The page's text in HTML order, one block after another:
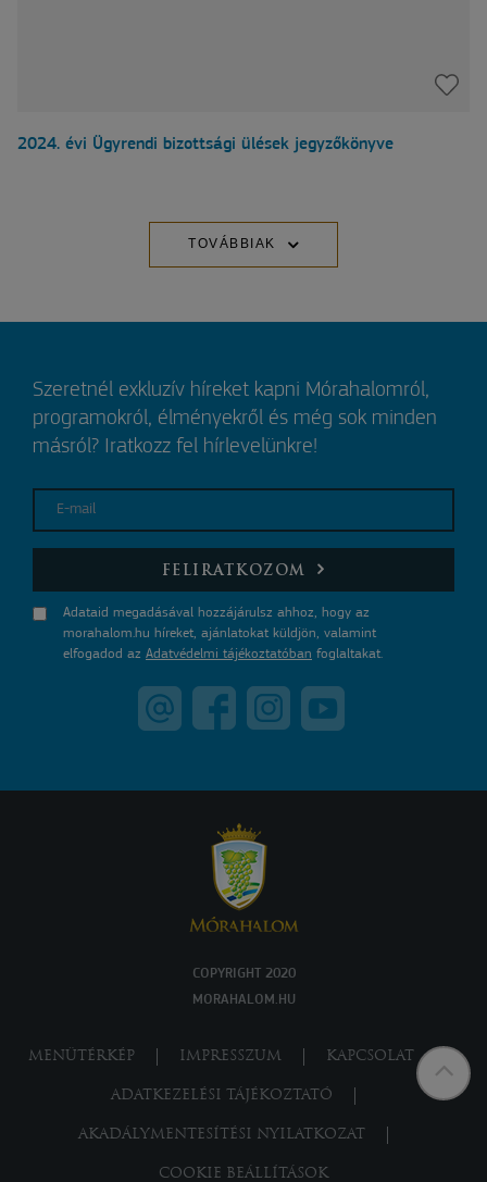
2024. évi Ügyrendi bizottsági ülések jegyzőkönyve
TOVÁBBIAK
Szeretnél exkluzív híreket kapni Mórahalomról,
programokról, élményekről és még sok minden
másról? Iratkozz fel hírlevelünkre!
E-mail
FELIRATKOZOM
Adataid megadásával hozzájárulsz ahhoz, hogy az
morahalom.hu híreket, ajánlatokat küldjön, valamint
elfogadod az Adatvédelmi tájékoztatóban foglaltakat.
COPYRIGHT 2020
MORAHALOM.HU
MENÜTÉRKÉP IMPRESSZUM KAPCSOLAT
ADATKEZELÉSI TÁJÉKOZTATÓ
AKADÁLYMENTESÍTÉSI NYILATKOZAT
COOKIE BEÁLLÍTÁSOK